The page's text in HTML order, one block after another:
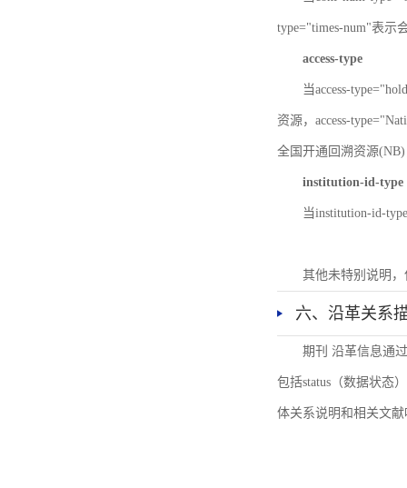
type="times-num"表示
access-type
当access-
资源，access-
全国开通回溯资源(NB)
institution-id-type
当institution-id-
其他未特别说明
六、沿革关系
期刊 沿革信息通
包括status（数据状态
体关系说明和相关文